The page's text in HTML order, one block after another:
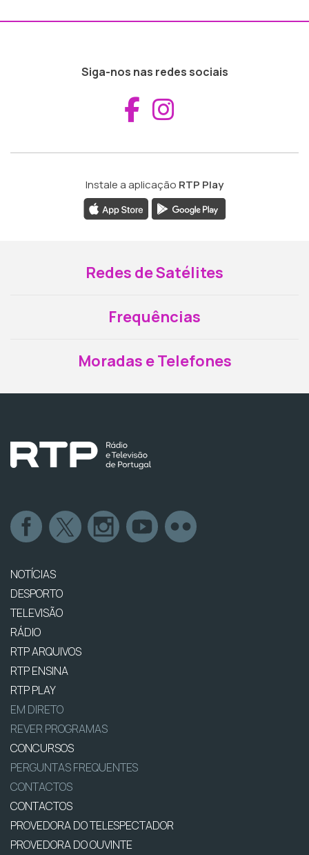
Siga-nos nas redes sociais
Aceder ao
Instale a aplicação RTP Play
Redes de Satélites
Frequências
Moradas e Telefones
NOTÍCIAS
DESPORTO
TELEVISÃO
RÁDIO
RTP ARQUIVOS
RTP ENSINA
RTP PLAY
EM DIRETO
REVER PROGRAMAS
CONCURSOS
PERGUNTAS FREQUENTES
CONTACTOS
CONTACTOS
PROVEDORA DO TELESPECTADOR
PROVEDORA DO OUVINTE